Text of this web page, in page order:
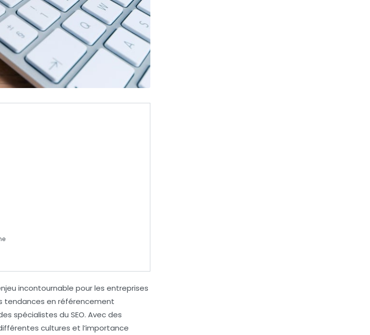
incontournable pour les entreprises
tendances en référencement
spécialistes du SEO. Avec des
cultures et l’importance